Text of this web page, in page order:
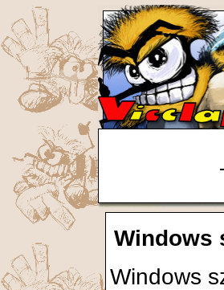
Windows
Windows